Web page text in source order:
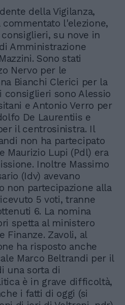
della Vigilanza,
commentato l'elezione,
su nove in
Amministrazione
Sono stati
Nervo per le
Bianchi Clerici per la
consiglieri sono Alessio
e Antonio Verro per
De Laurentiis e
il centrosinistra. Il
non ha partecipato
Maurizio Lupi (Pdl) era
Inoltre Massimo
(Idv) avevano
non partecipazione alla
5 voti, tranne
6. La nomina
spetta al ministero
Finanze. Zavoli, al
ha risposto anche
Marco Beltrandi per il
una sorta di
è in grave difficoltà,
i fatti di oggi (si